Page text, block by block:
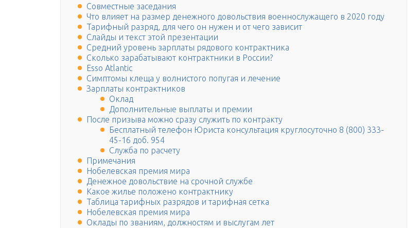
Совместные заседания
Что влияет на размер денежного довольствия военнослужащего в 2020 году
Тарифный разряд, для чего он нужен и от чего зависит
Слайды и текст этой презентации
Средний уровень зарплаты рядового контрактника
Сколько зарабатывают контрактники в России?
Esso Atlantic
Симптомы клеща у волнистого попугая и лечение
Зарплаты контрактников
Оклад
Дополнительные выплаты и премии
После призыва можно сразу служить по контракту
Бесплатный телефон Юриста консультация круглосуточно 8 (800) 333-
45-16 доб. 954
Служба по расчету
Примечания
Нобелевская премия мира
Денежное довольствие на срочной службе
Какое жилье положено контрактнику
Таблица тарифных разрядов и тарифная сетка
Нобелевская премия мира
Оклады по званиям, должностям и выслугам лет